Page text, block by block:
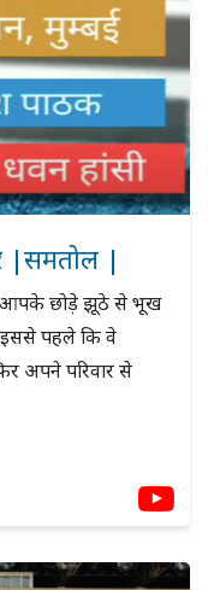
|समतोल |
आपके छोड़े झूठे से भूख
पहले कि वे
अपने परिवार से